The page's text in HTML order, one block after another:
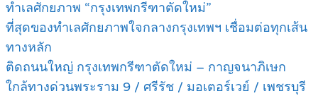
ทำเลศักยภาพ “กรุงเทพกรีฑาตัดใหม่”
ที่สุดของทำเลศักยภาพใจกลางกรุงเทพฯ เชื่อมต่อทุกเส้น
ทางหลัก
ติดถนนใหญ่ กรุงเทพกรีฑาตัดใหม่ – กาญจนาภิเษก
ใกล้ทางด่วนพระราม 9 / ศรีรัช / มอเตอร์เวย์ / เพชรบุรี